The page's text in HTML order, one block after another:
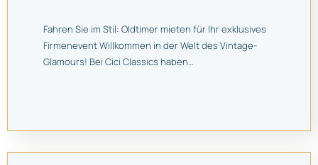
Fahren Sie im Stil: Oldtimer mieten für Ihr exklusives
Firmenevent Willkommen in der Welt des Vintage-
Glamours! Bei Cici Classics haben…